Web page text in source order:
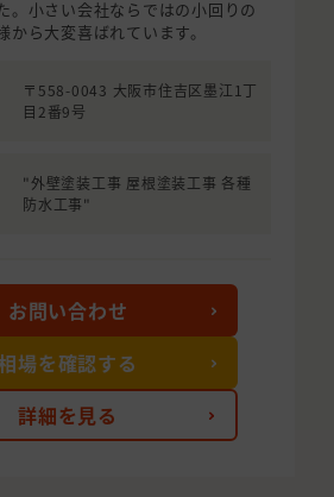
。小さい会社ならではの小回りの
から大変喜ばれています。
〒558-0043 大阪市住吉区墨江1丁
目2番9号
"外壁塗装工事 屋根塗装工事 各種
防水工事"
詳細を見る
お問い合わせ
場を確認する